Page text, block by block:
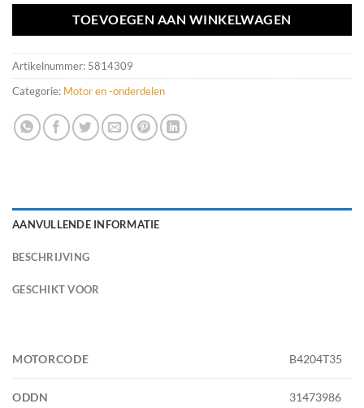
TOEVOEGEN AAN WINKELWAGEN
Artikelnummer: 5814309
Categorie: Motor en -onderdelen
AANVULLENDE INFORMATIE
BESCHRIJVING
GESCHIKT VOOR
MOTORCODE B4204T35
ODDN 31473986